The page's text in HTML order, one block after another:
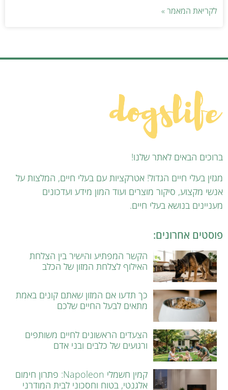
לקריאת המאמר »
ברוכים הבאים לאתר שלנו!
מגזין בעלי חיים הגדול! אטרקציות עם בעלי חיים, המלצות על
אנשי מקצוע, סיקור מוצרים ועוד המון מידע ועדכונים
מעניינים בנושא בעלי חיים.
פוסטים אחרונים:
הקשר המפתיע והישיר בין הצלחת
האילוף לצלחת המזון של הכלב
כך תדעו אם המזון שאתם קונים באמת
מתאים לבעל החיים שלכם
הצעדים הראשונים לחיים משותפים
ורגועים של כלבים ובני אדם
קמין חשמלי Napoleon: פתרון חימום
אלגנטי, בטוח וחסכוני לבית המודרני